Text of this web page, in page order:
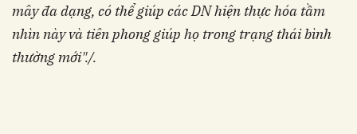
mây đa dạng, có thể giúp các DN hiện thực hóa tầm
nhìn này và tiên phong giúp họ trong trạng thái bình
thường mới"./.